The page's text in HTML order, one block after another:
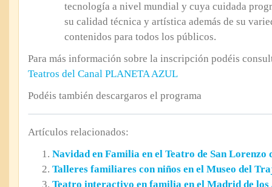
tecnología a nivel mundial y cuya cuidada
su calidad técnica y artística además de su
contenidos para todos los públicos.
Para más información sobre la inscripción podéis
Teatros del Canal PLANETA AZUL
Podéis también descargaros el programa
Artículos relacionados:
Navidad en Familia en el Teatro de San Lorenzo
Talleres familiares con niños en el Museo del
Teatro interactivo en familia en el Madrid de los